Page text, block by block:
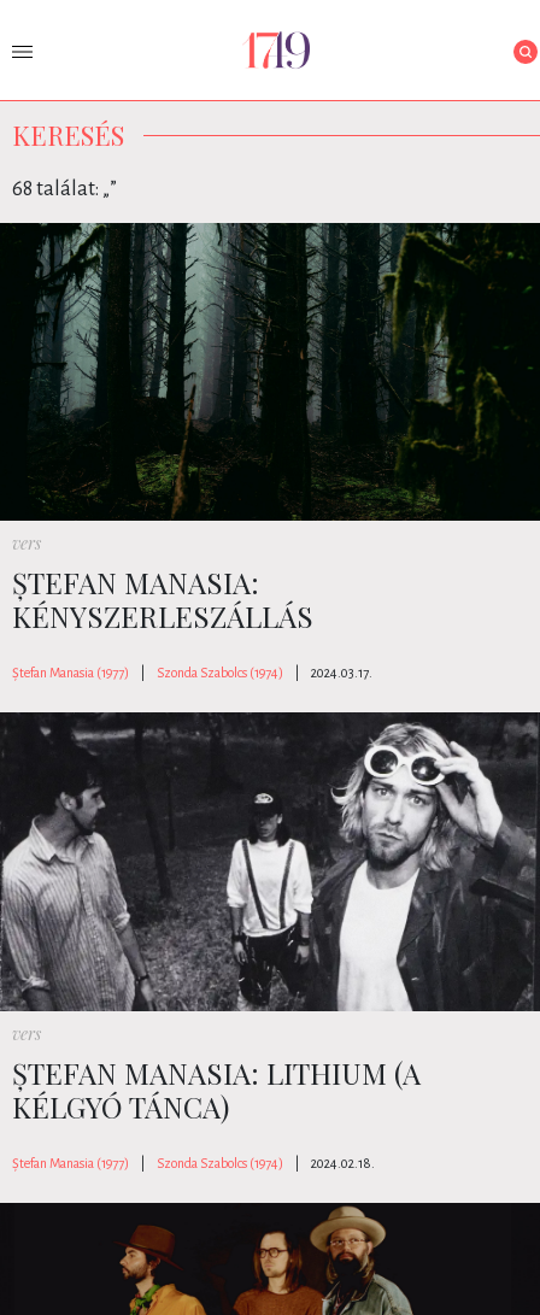
KERESÉS
68 találat: „”
vers
ȘTEFAN MANASIA:
KÉNYSZERLESZÁLLÁS
Ștefan Manasia (1977) Szonda Szabolcs (1974) 2024.03.17.
vers
ȘTEFAN MANASIA: LITHIUM (A
KÉLGYÓ TÁNCA)
Ștefan Manasia (1977) Szonda Szabolcs (1974) 2024.02.18.